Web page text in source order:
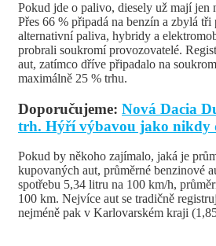
Pokud jde o palivo, diesely už mají jen
Přes 66 % připadá na benzín a zbylá
alternativní paliva, hybridy a
probrali soukromí provozovatelé.
aut, zatímco dříve připadalo na
maximálně 25 % trhu.
Doporučujeme: Nová Dacia
trh. Hýří výbavou jako nikdy
Pokud by někoho zajímalo, jaká je
kupovaných aut, průměrné benzinové
spotřebu 5,34 litru na 100 km/h,
100 km. Nejvíce aut se tradičně
nejméně pak v Karlovarském kraji